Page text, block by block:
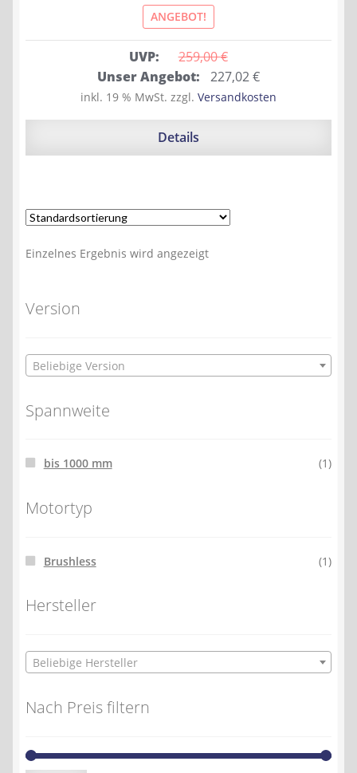
ANGEBOT!
UVP: 259,00 €
Ursprünglicher
Preis
war:
Unser Angebot: 227,02€Aktueller
Preis
ist:
inkl. 19 % MwSt. zzgl. Versandkosten
Details
Einzelnes Ergebnis wird angezeigt
Version
Beliebige Version
Spannweite
bis 1000 mm (1)
Motortyp
Brushless (1)
Hersteller
Beliebige Hersteller
Nach Preis filtern